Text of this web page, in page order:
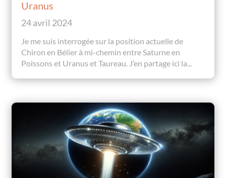
Uranus
24 avril 2024
Je me suis interrogée sur la position actuelle de
Chiron en Bélier à mi-chemin entre Saturne en
Poissons et Uranus et Taureau. J’en partage ici la...